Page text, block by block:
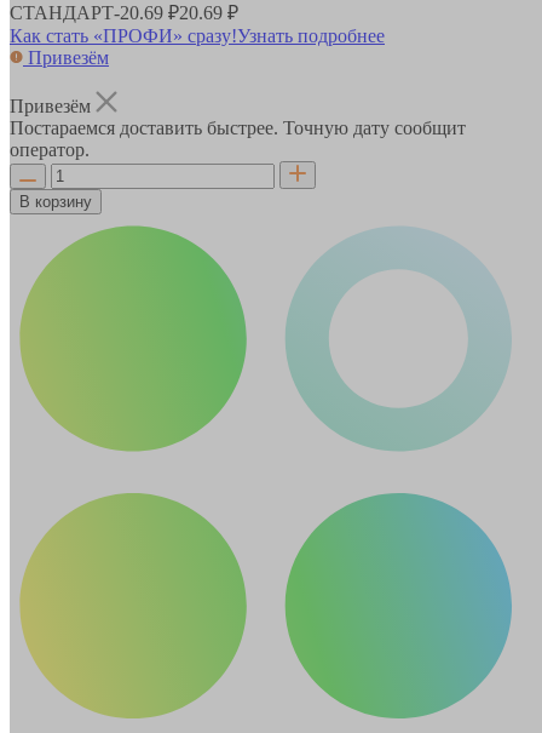
СТАНДАРТ-20.69 ₽20.69 ₽
Как стать «ПРОФИ» сразу!Узнать подробнее
Привезём
Привезём
Постараемся доставить быстрее. Точную дату сообщит
оператор.
В корзину